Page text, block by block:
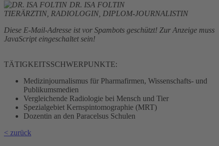
DR. ISA FOLTIN
TIERÄRZTIN, RADIOLOGIN, DIPLOM-JOURNALISTIN
Diese E-Mail-Adresse ist vor Spambots geschützt! Zur Anzeige muss
JavaScript eingeschaltet sein!
TÄTIGKEITSSCHWERPUNKTE:
Medizinjournalismus für Pharmafirmen, Wissenschafts- und
Publikumsmedien
Vergleichende Radiologie bei Mensch und Tier
Spezialgebiet Kernspintomographie (MRT)
Dozentin an den Paracelsus Schulen
< zurück